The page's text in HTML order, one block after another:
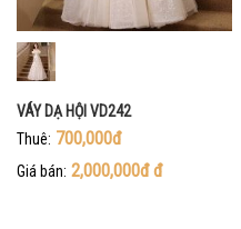
VÁY DẠ HỘI VD242
Thuê: 700,000đ
Giá bán: 2,000,000đđ